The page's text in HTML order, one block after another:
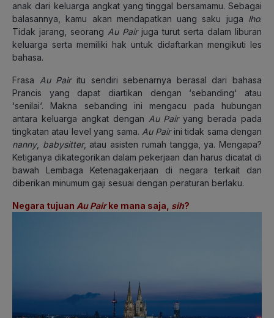
anak dari keluarga angkat yang tinggal bersamamu. Sebagai
balasannya, kamu akan mendapatkan uang saku juga lho.
Tidak jarang, seorang Au Pair juga turut serta dalam liburan
keluarga serta memiliki hak untuk didaftarkan mengikuti les
bahasa.
Frasa Au Pairitu sendiri sebenarnya berasal dari bahasa
Prancis yang dapat diartikan dengan ‘sebanding‘ atau
‘senilai‘. Makna sebanding ini mengacu pada hubungan
antara keluarga angkat dengan Au Pairyang berada pada
tingkatan atau level yang sama. Au Pair ini tidak sama dengan
nanny, babysitter, atau asisten rumah tangga, ya. Mengapa?
Ketiganya dikategorikan dalam pekerjaan dan harus dicatat di
bawah Lembaga Ketenagakerjaan di negara terkait dan
diberikan minumum gaji sesuai dengan peraturan berlaku.
Negara tujuan Au Pairke mana saja, sih?